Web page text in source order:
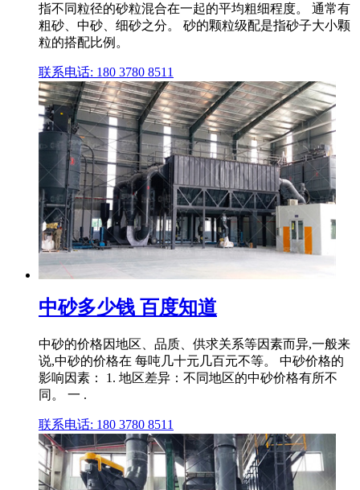
指不同粒径的砂粒混合在一起的平均粗细程度。 通常有
粗砂、中砂、细砂之分。 砂的颗粒级配是指砂子大小颗
粒的搭配比例。
联系电话: 180 3780 8511
中砂多少钱 百度知道
中砂的价格因地区、品质、供求关系等因素而异,一般来
说,中砂的价格在 每吨几十元几百元不等。 中砂价格的
影响因素： 1. 地区差异：不同地区的中砂价格有所不
同。 一 .
联系电话: 180 3780 8511